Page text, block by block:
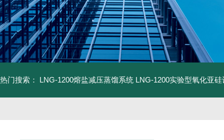
热门搜索： LNG-1200熔盐减压蒸馏系统 LNG-1200实验型氧化亚硅